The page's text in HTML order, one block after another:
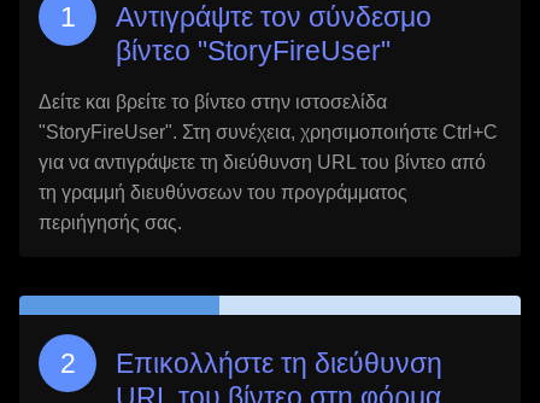
Αντιγράψτε τον σύνδεσμο
βίντεο "StoryFireUser"
Δείτε και βρείτε το βίντεο στην ιστοσελίδα
"StoryFireUser". Στη συνέχεια, χρησιμοποιήστε Ctrl+C
για να αντιγράψετε τη διεύθυνση URL του βίντεο από
τη γραμμή διευθύνσεων του προγράμματος
περιήγησής σας.
Επικολλήστε τη διεύθυνση